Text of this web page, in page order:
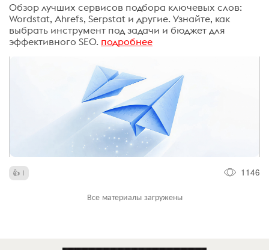
Обзор лучших сервисов подбора ключевых слов:
Wordstat, Ahrefs, Serpstat и другие. Узнайте, как
выбрать инструмент под задачи и бюджет для
эффективного SEO. подробнее
1 1146
Все материалы загружены